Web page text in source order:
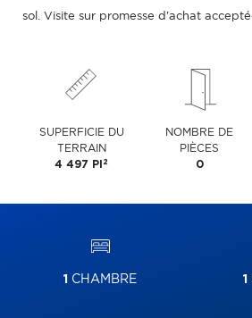
sol. Visite sur promesse d'achat
SUPERFICIE DU
TERRAIN
4 497 PI 2
NOMBRE DE
PIÈCES
0
1 CHAMBRE 1